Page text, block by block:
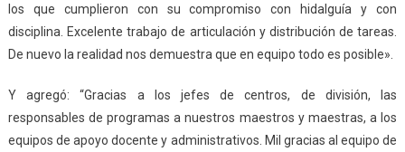
los que cumplieron con su compromiso con hidalguía y con
disciplina. Excelente trabajo de articulación y distribución de tareas.
De nuevo la realidad nos demuestra que en equipo todo es posible».
Y agregó: “Gracias a los jefes de centros, de división, las
responsables de programas a nuestros maestros y maestras, a los
equipos de apoyo docente y administrativos. Mil gracias al equipo de